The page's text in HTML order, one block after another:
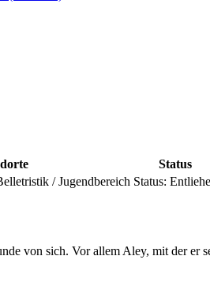
Status
/ Jugendbereich Status:
von sich. Vor allem Aley, mit der